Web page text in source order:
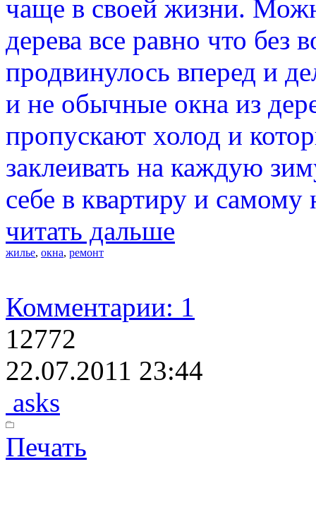
чаще в своей жизни.
дерева все равно что без
продвинулось вперед и
и не обычные окна из
пропускают холод и
заклеивать на каждую
себе в квартиру и самому
читать дальше
жилье, окна, ремонт
Комментарии: 1
12772
22.07.2011 23:44
asks
Печать